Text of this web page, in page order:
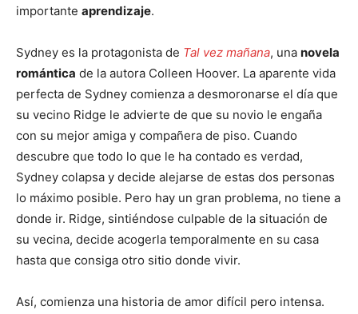
importante aprendizaje.
Sydney es la protagonista de Tal vez mañana, una novela
romántica de la autora Colleen Hoover. La aparente vida
perfecta de Sydney comienza a desmoronarse el día que
su vecino Ridge le advierte de que su novio le engaña
con su mejor amiga y compañera de piso. Cuando
descubre que todo lo que le ha contado es verdad,
Sydney colapsa y decide alejarse de estas dos personas
lo máximo posible. Pero hay un gran problema, no tiene a
donde ir. Ridge, sintiéndose culpable de la situación de
su vecina, decide acogerla temporalmente en su casa
hasta que consiga otro sitio donde vivir.
Así, comienza una historia de amor difícil pero intensa.